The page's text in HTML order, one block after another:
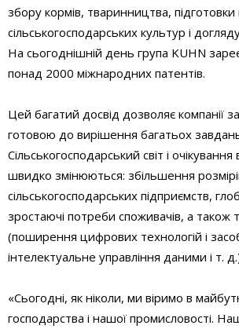
збору кормів, тваринництва, підготовки
сільськогосподарських культур і
На сьогоднішній день група KUHN
понад 2000 міжнародних патентів.
Цей багатий досвід дозволяє компанії
готовою до вирішення багатьох
Сільськогосподарський світ і очікування
швидко змінюються: збільшення
сільськогосподарських підприємств,
зростаючі потреби споживачів, а також
(поширення цифрових технологій і
інтелектуальне управління даними і т.
«Сьогодні, як ніколи, ми віримо в
господарства і нашої промисловості.